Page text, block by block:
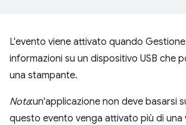
L'evento viene attivato quando
informazioni su un dispositivo USB che
una stampante.
Nota:un'applicazione non deve basarsi
questo evento venga attivato più di una